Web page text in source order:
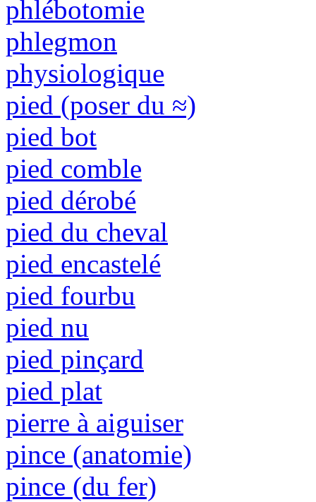
phlébotomie
phlegmon
physiologique
pied (poser du ≈)
pied bot
pied comble
pied dérobé
pied du cheval
pied encastelé
pied fourbu
pied nu
pied pinçard
pied plat
pierre à aiguiser
pince (anatomie)
pince (du fer)